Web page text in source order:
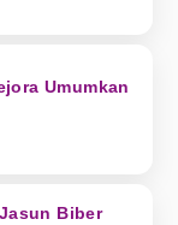
Umumkan
Biber